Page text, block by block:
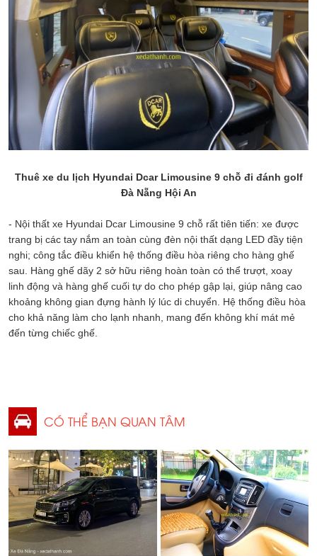
Thuê xe du lịch Hyundai Dcar Limousine 9 chỗ đi đánh golf
Đà Nẵng Hội An
- Nội thất xe Hyundai Dcar Limousine 9 chỗ rất tiên tiến: xe được
trang bị các tay nắm an toàn cùng đèn nội thất dạng LED đầy tiện
nghi; công tắc điều khiển hệ thống điều hòa riêng cho hàng ghế
sau. Hàng ghế dãy 2 sở hữu riêng hoàn toàn có thể trượt, xoay
linh động và hàng ghế cuối tự do cho phép gập lại, giúp nâng cao
khoảng không gian đựng hành lý lúc di chuyển. Hệ thống điều hòa
cho khả năng làm cho lạnh nhanh, mang đến không khí mát mẻ
đến từng chiếc ghế.
CÓ THỂ BẠN QUAN TÂM